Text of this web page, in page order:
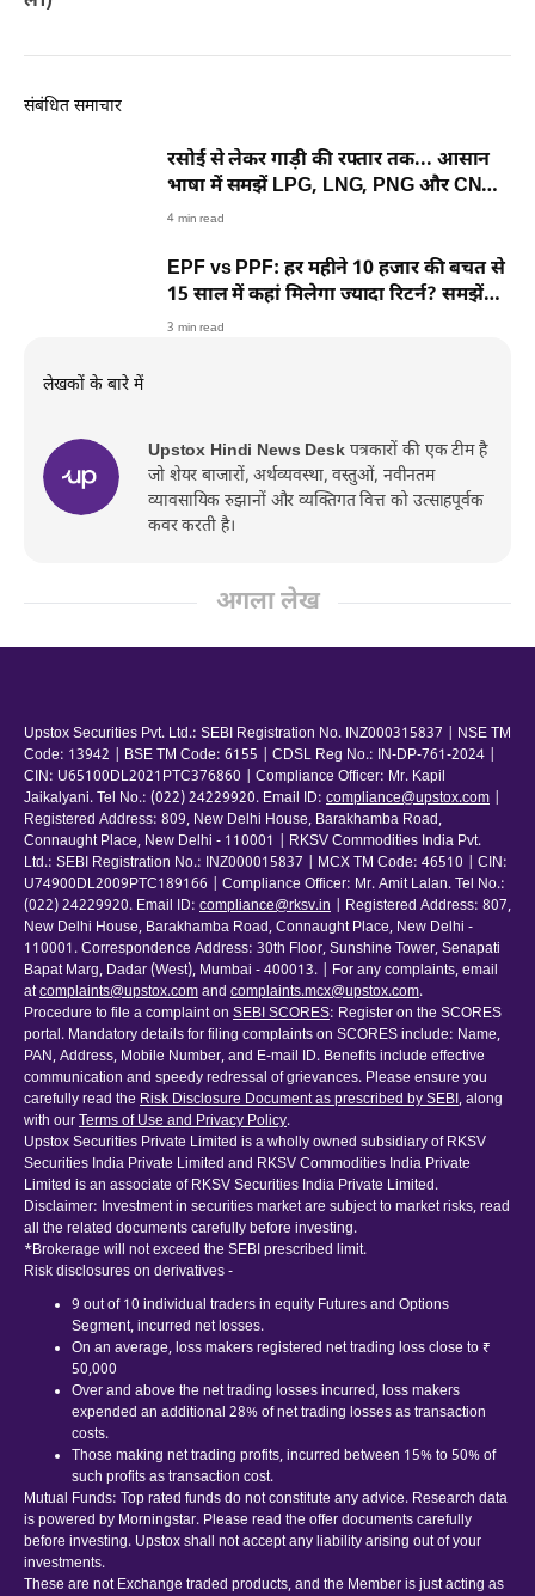
संबंधित समाचार
रसोई से लेकर गाड़ी की रफ्तार तक... आसान
भाषा में समझें LPG, LNG, PNG और CNG
की पूरी कहानी
4 min read
EPF vs PPF: हर महीने 10 हजार की बचत से
15 साल में कहां मिलेगा ज्यादा रिटर्न? समझें
पूरा गणित
3 min read
लेखकों के बारे में
Upstox Hindi News Desk पत्रकारों की एक टीम है
जो शेयर बाजारों, अर्थव्यवस्था, वस्तुओं, नवीनतम
व्यावसायिक रुझानों और व्यक्तिगत वित्त को उत्साहपूर्वक
कवर करती है।
अगला लेख
Upstox Securities Pvt. Ltd.: SEBI Registration No. INZ000315837 | NSE TM
Code: 13942 | BSE TM Code: 6155 | CDSL Reg No.: IN-DP-761-2024 |
CIN: U65100DL2021PTC376860 | Compliance Officer: Mr. Kapil
Jaikalyani. Tel No.: (022) 24229920. Email ID: compliance@upstox.com
Registered Address: 809, New Delhi House, Barakhamba Road,
Connaught Place, New Delhi - 110001 | RKSV Commodities India Pvt.
Ltd.: SEBI Registration No.: INZ000015837 | MCX TM Code: 46510 | CIN:
U74900DL2009PTC189166 | Compliance Officer: Mr. Amit Lalan. Tel No.:
(022) 24229920. Email ID: compliance@rksv.in
| Registered Address: 807,
New Delhi House, Barakhamba Road, Connaught Place, New Delhi -
110001. Correspondence Address: 30th Floor, Sunshine Tower, Senapati
Bapat Marg, Dadar (West), Mumbai - 400013. | For any complaints, email
atcomplaints@upstox.comand complaints.mcx@upstox.com.
Procedure to file a complaint on SEBI SCORES: Register on the SCORES
portal. Mandatory details for filing complaints on SCORES include: Name,
PAN, Address, Mobile Number, and E-mail ID. Benefits include effective
communication and speedy redressal of grievances. Please ensure you
carefully read the Risk Disclosure Document as prescribed by SEBI, along
with ourTerms of Use and Privacy Policy.
Upstox Securities Private Limited is a wholly owned subsidiary of RKSV
Securities India Private Limited and RKSV Commodities India Private
Limited is an associate of RKSV Securities India Private Limited.
Disclaimer: Investment in securities market are subject to market risks, read
all the related documents carefully before investing.
*Brokerage will not exceed the SEBI prescribed limit.
Risk disclosures on derivatives -
9 out of 10 individual traders in equity Futures and Options
Segment, incurred net losses.
On an average, loss makers registered net trading loss close to ₹
50,000
Over and above the net trading losses incurred, loss makers
expended an additional 28% of net trading losses as transaction
costs.
Those making net trading profits, incurred between 15% to 50% of
such profits as transaction cost.
Mutual Funds: Top rated funds do not constitute any advice. Research data
is powered by Morningstar. Please read the offer documents carefully
before investing. Upstox shall not accept any liability arising out of your
investments.
These are not Exchange traded products, and the Member is just acting as